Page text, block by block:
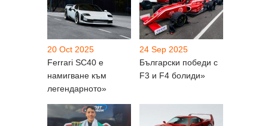
20 Oct 2025
Ferrari SC40 е
намигване към
легендарното»
24 Sep 2025
Български победи с
F3 и F4 болиди»